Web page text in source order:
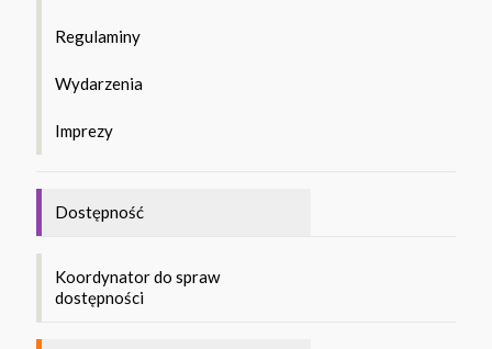
Regulaminy
Wydarzenia
Imprezy
Dostępność
Koordynator do spraw
dostępności